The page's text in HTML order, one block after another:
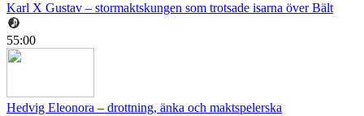
Karl X Gustav – stormaktskungen som trotsade isarna över Bält
55:00
Hedvig Eleonora – drottning, änka och maktspelerska